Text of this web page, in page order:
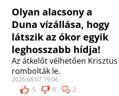
Olyan alacsony a
Duna vízállása, hogy
látszik az ókor egyik
leghosszabb hídja!
Az átkelőt vélhetően
rombolták le.
2026.08.07 19:06
5
0 2